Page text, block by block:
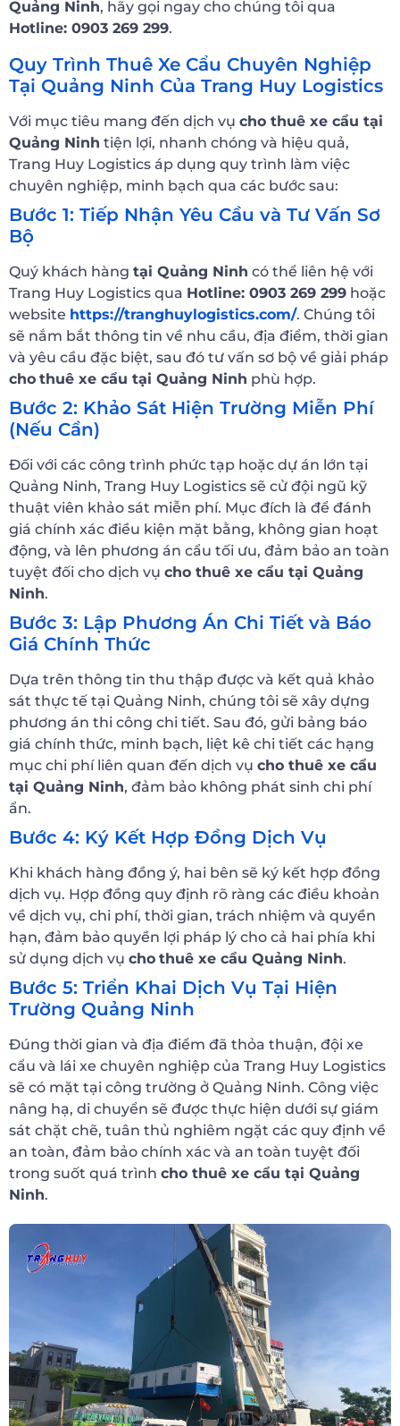
Quảng Ninh, hãy gọi ngay cho chúng tôi qua
Hotline: 0903 269 299.
Quy Trình Thuê Xe Cẩu Chuyên Nghiệp
Tại Quảng Ninh Của Trang Huy Logistics
Với mục tiêu mang đến dịch vụ cho thuê xe cẩu tại
Quảng Ninh tiện lợi, nhanh chóng và hiệu quả,
Trang Huy Logistics áp dụng quy trình làm việc
chuyên nghiệp, minh bạch qua các bước sau:
Bước 1: Tiếp Nhận Yêu Cầu và Tư Vấn Sơ
Bộ
Quý khách hàng tại Quảng Ninh có thể liên hệ với
Trang Huy Logistics qua Hotline: 0903 269 299 hoặc
website https://tranghuylogistics.com/. Chúng tôi
sẽ nắm bắt thông tin về nhu cầu, địa điểm, thời gian
và yêu cầu đặc biệt, sau đó tư vấn sơ bộ về giải pháp
cho thuê xe cẩu tại Quảng Ninh phù hợp.
Bước 2: Khảo Sát Hiện Trường Miễn Phí
(Nếu Cần)
Đối với các công trình phức tạp hoặc dự án lớn tại
Quảng Ninh, Trang Huy Logistics sẽ cử đội ngũ kỹ
thuật viên khảo sát miễn phí. Mục đích là để đánh
giá chính xác điều kiện mặt bằng, không gian hoạt
động, và lên phương án cẩu tối ưu, đảm bảo an toàn
tuyệt đối cho dịch vụ cho thuê xe cẩu tại Quảng
Ninh.
Bước 3: Lập Phương Án Chi Tiết và Báo
Giá Chính Thức
Dựa trên thông tin thu thập được và kết quả khảo
sát thực tế tại Quảng Ninh, chúng tôi sẽ xây dựng
phương án thi công chi tiết. Sau đó, gửi bảng báo
giá chính thức, minh bạch, liệt kê chi tiết các hạng
mục chi phí liên quan đến dịch vụ cho thuê xe cẩu
tại Quảng Ninh, đảm bảo không phát sinh chi phí
ẩn.
Bước 4: Ký Kết Hợp Đồng Dịch Vụ
Khi khách hàng đồng ý, hai bên sẽ ký kết hợp đồng
dịch vụ. Hợp đồng quy định rõ ràng các điều khoản
về dịch vụ, chi phí, thời gian, trách nhiệm và quyền
hạn, đảm bảo quyền lợi pháp lý cho cả hai phía khi
sử dụng dịch vụ cho thuê xe cẩu Quảng Ninh.
Bước 5: Triển Khai Dịch Vụ Tại Hiện
Trường Quảng Ninh
Đúng thời gian và địa điểm đã thỏa thuận, đội xe
cẩu và lái xe chuyên nghiệp của Trang Huy Logistics
sẽ có mặt tại công trường ở Quảng Ninh. Công việc
nâng hạ, di chuyển sẽ được thực hiện dưới sự giám
sát chặt chẽ, tuân thủ nghiêm ngặt các quy định về
an toàn, đảm bảo chính xác và an toàn tuyệt đối
trong suốt quá trình cho thuê xe cẩu tại Quảng
Ninh.